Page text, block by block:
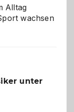
Alltag
wachsen
unter